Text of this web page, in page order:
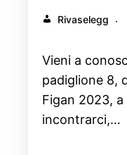
Rivaselegg
Vieni a
padiglione 8,
Figan 2023,
incontrarci,…